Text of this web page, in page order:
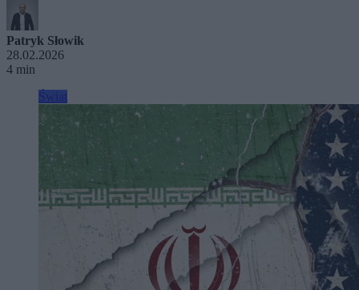
Patryk Słowik
28.02.2026
4 min